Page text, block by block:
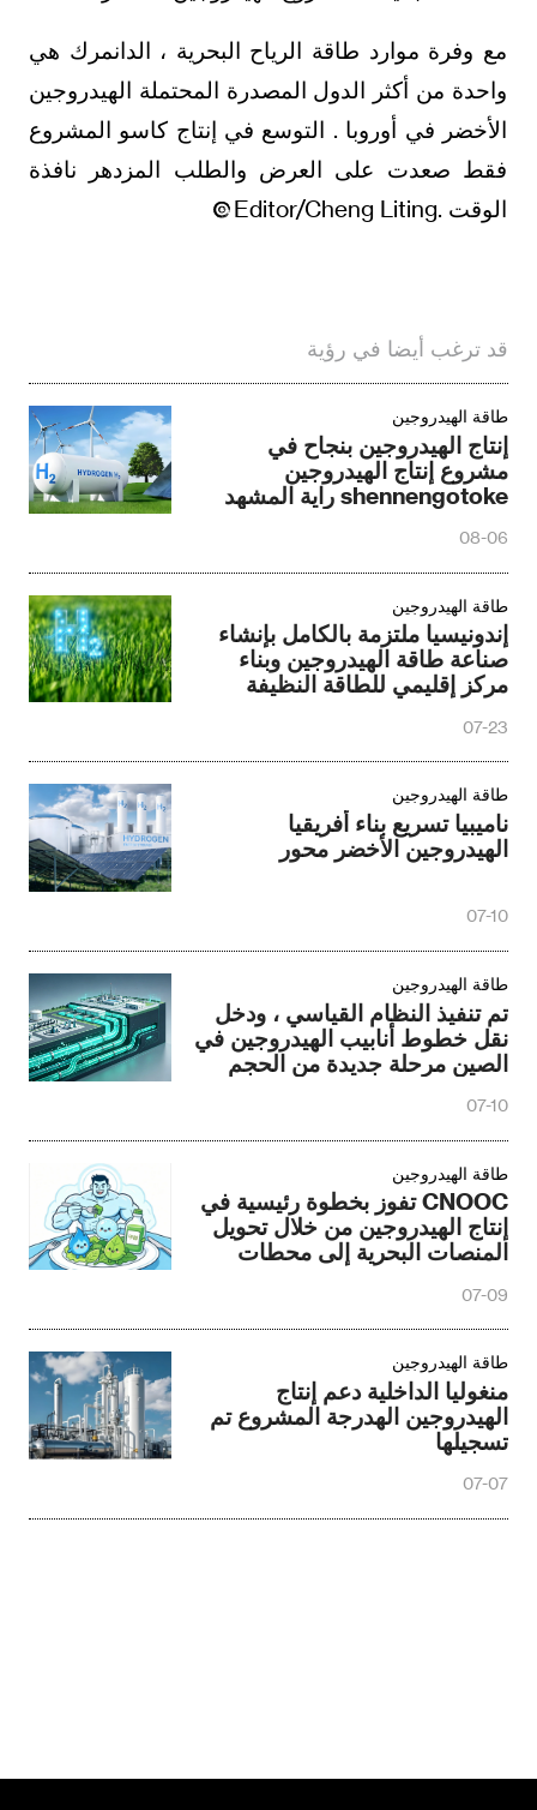
مع وفرة موارد طاقة الرياح البحرية ، الدانمرك هي
واحدة من أكثر الدول المصدرة المحتملة الهيدروجين
الأخضر في أوروبا . التوسع في إنتاج كاسو المشروع
فقط صعدت على العرض والطلب المزدهر نافذة
الوقت .Editor/Cheng Liting
قد ترغب أيضا في رؤية
طاقة الهيدروجين
إنتاج الهيدروجين بنجاح في
مشروع إنتاج الهيدروجين
shennengotoke راية المشهد
08-06
طاقة الهيدروجين
إندونيسيا ملتزمة بالكامل بإنشاء
صناعة طاقة الهيدروجين وبناء
مركز إقليمي للطاقة النظيفة
07-23
طاقة الهيدروجين
ناميبيا تسريع بناء أفريقيا
الهيدروجين الأخضر محور
07-10
طاقة الهيدروجين
تم تنفيذ النظام القياسي ، ودخل
نقل خطوط أنابيب الهيدروجين في
الصين مرحلة جديدة من الحجم
07-10
طاقة الهيدروجين
CNOOC تفوز بخطوة رئيسية في
إنتاج الهيدروجين من خلال تحويل
المنصات البحرية إلى محطات
07-09
طاقة الهيدروجين
منغوليا الداخلية دعم إنتاج
الهيدروجين الهدرجة المشروع تم
تسجيلها
07-07